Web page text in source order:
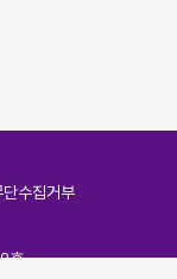
수집거부
호